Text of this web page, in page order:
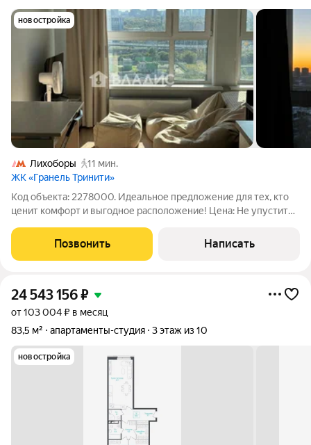
новостройка
Лихоборы
11 мин.
ЖК «Гранель Тринити»
Код объекта: 2278000. Идеальное предложение для тех, кто
ценит комфорт и выгодное расположение! Цена: Не упустите
предложение одно из самых привлекательных на рынке
недвижимости Москвы. Расположение:
Позвонить Написать
24 543 156₽
от 103 004 ₽ в месяц
83,5 м²
апартаменты-студия 3 этаж из 10
новостройка